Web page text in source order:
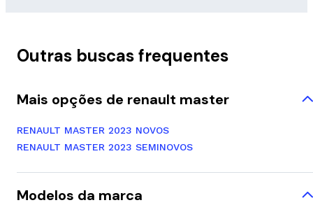
Outras buscas frequentes
Mais opções de renault master
RENAULT MASTER 2023 NOVOS
RENAULT MASTER 2023 SEMINOVOS
Modelos da marca